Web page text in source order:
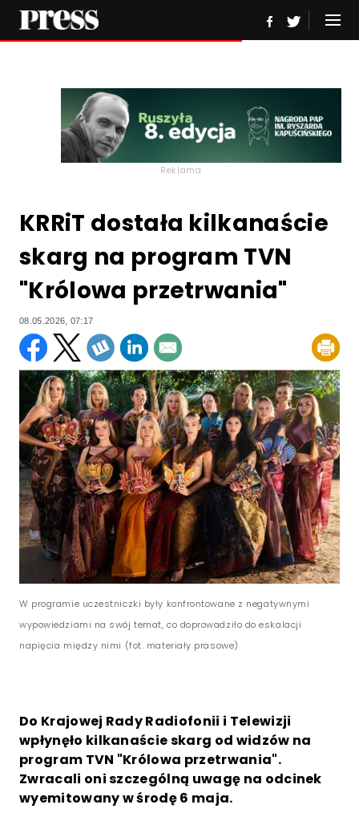
Reklama
KRRiT dostała kilkanaście
skarg na program TVN
"Królowa przetrwania"
08.05.2026, 07:17
W programie uczestniczki były konfrontowane z negatywnymi
wypowiedziami na swój temat, co doprowadziło do eskalacji
napięcia między nimi (fot. materiały prasowe)
Do Krajowej Rady Radiofonii i Telewizji
wpłynęło kilkanaście skarg od widzów na
program TVN "Królowa przetrwania".
Zwracali oni szczególną uwagę na odcinek
wyemitowany w środę 6 maja.